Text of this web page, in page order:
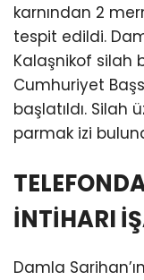
karnından 2
tespit edildi.
Kalaşnikof silah
Cumhuriyet
başlatıldı. Silah
parmak izi
İNTİHARI
Damla